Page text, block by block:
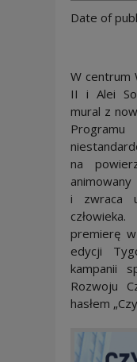
Date of
W centrum
II i Alei
mural z
na
i zwraca
premierę
edycji
kampanii
Rozwoju
hasłem